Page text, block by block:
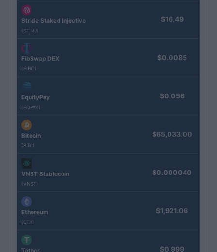
Stride Staked Injective
(STINJ)
$16.49
FibSwap DEX
(FIBO)
$0.0085
EquityPay
(EQPAY)
$0.056
Bitcoin
(BTC)
$65,033.00
VNST Stablecoin
(VNST)
$0.000040
Ethereum
(ETH)
$1,921.06
Tether $0.999